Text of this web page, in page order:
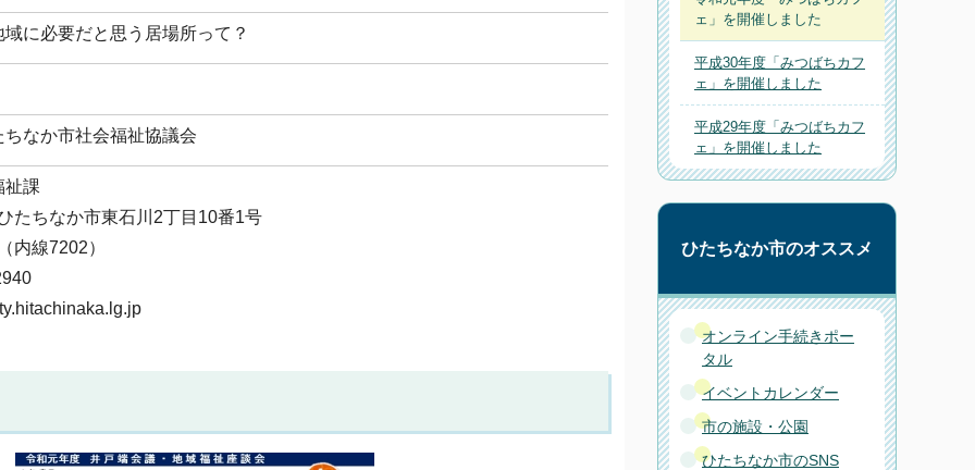
に必要だと思う居場所って？
なか市社会福祉協議会
祉課
たちなか市東石川2丁目10番1号
内線7202）
ェ」を開催しました
平成30年度「みつばちカフ
ェ」を開催しました
平成29年度「みつばちカフ
ェ」を開催しました
ひたちなか市のオススメ
オンライン手続きポー
タル
イベントカレンダー
市の施設・公園
ひたちなか市のSNS